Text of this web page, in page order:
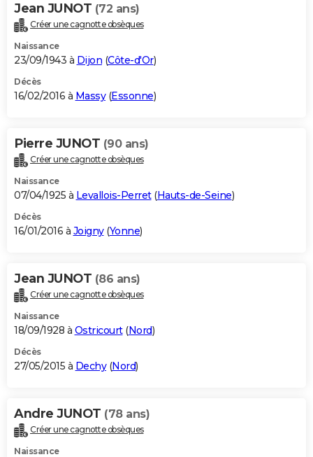
Jean JUNOT (72 ans)
Créer une cagnotte obsèques
Naissance
23/09/1943 à Dijon (Côte-d'Or)
Décès
16/02/2016 à Massy(Essonne)
Pierre JUNOT (90 ans)
Créer une cagnotte obsèques
Naissance
07/04/1925 à Levallois-Perret(Hauts-de-Seine)
Décès
16/01/2016 à Joigny(Yonne)
Jean JUNOT (86 ans)
Créer une cagnotte obsèques
Naissance
18/09/1928 à Ostricourt(Nord)
Décès
27/05/2015 à Dechy(Nord)
Andre JUNOT (78 ans)
Créer une cagnotte obsèques
Naissance